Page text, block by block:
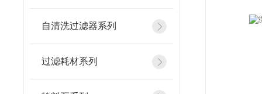
自清洗过滤器系列
过滤耗材系列